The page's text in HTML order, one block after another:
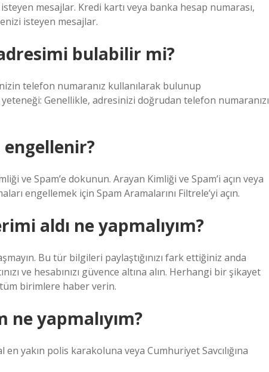
mesajlar. Kredi kartı veya banka hesap numarası,
isteyen mesajlar.
bulabilir mi?
telefon numaranız kullanılarak bulunup
Genellikle, adresinizi doğrudan telefon numaranızı
engellenir?
ve Spam’e dokunun. Arayan Kimliği ve Spam’i açın veya
engellemek için Spam Aramalarını Filtrele’yi açın.
aldı ne yapmalıyım?
Bu tür bilgileri paylaştığınızı fark ettiğiniz anda
ve hesabınızı güvence altına alın. Herhangi bir şikayet
birimlere haber verin.
ne yapmalıyım?
yakın polis karakoluna veya Cumhuriyet Savcılığına